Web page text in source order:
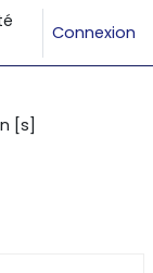
Connexion
[s]